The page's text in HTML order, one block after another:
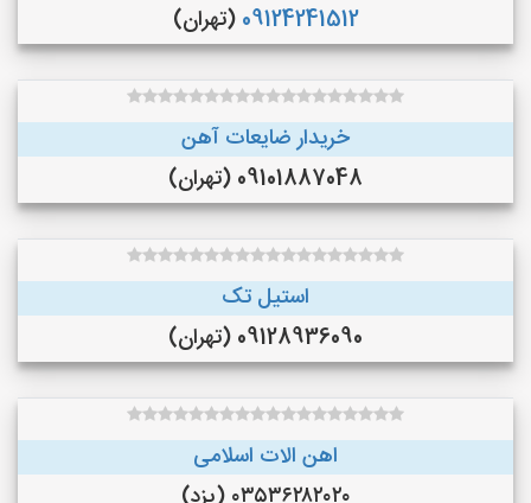
09124241512 (تهران)
خریدار ضایعات آهن
09101887048 (تهران)
استیل تک
09128936090 (تهران)
اهن الات اسلامی